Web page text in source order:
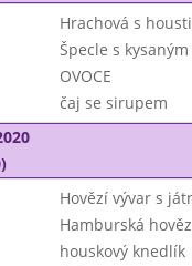
Hrachová s
Špecle s
OVOCE
čaj se sirupem
Hovězí vývar s
Hamburská
houskový knedlík